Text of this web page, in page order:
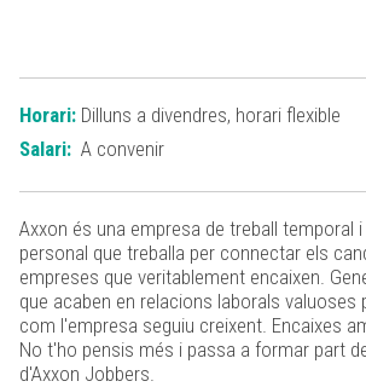
Horari:Dilluns a divendres, horari flexible
Salari: A convenir
Axxon és una empresa de treball temporal
personal que treballa per connectar els
empreses que veritablement encaixen.
que acaben en relacions laborals valuoses
com l'empresa seguiu creixent. Encaixes
No t'ho pensis més i passa a formar part
d'Axxon Jobbers.